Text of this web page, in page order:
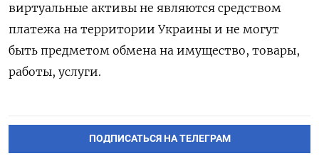
виртуальные активы не являются средством
платежа на территории Украины и не могут
быть предметом обмена на имущество, товары,
работы, услуги.
ПОДПИСАТЬСЯ НА ТЕЛЕГРАМ